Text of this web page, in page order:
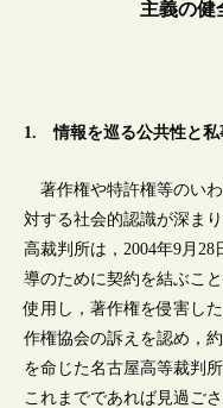
主義の健
1. 情報を巡る公共性と私
著作権や特許権等のい
対する社会的認識が深ま
高裁判所は，2004年9月
導のために契約を結ぶこ
使用し，著作権を侵害し
作権協会の訴えを認め，
を命じた名古屋高等裁判
これまでであれば見過ご